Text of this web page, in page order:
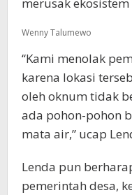
Wenny Talumewo
“Kami menolak
karena lokasi
oleh oknum tidak
ada pohon-pohon
mata air,” ucap
Lenda pun
pemerintah desa,